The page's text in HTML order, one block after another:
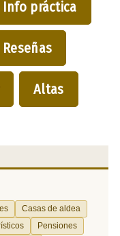
Info práctica
Reseñas
Altas